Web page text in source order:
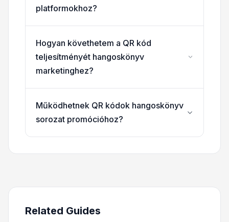
platformokhoz?
Hogyan követhetem a QR kód
teljesítményét hangoskönyv
marketinghez?
Működhetnek QR kódok hangoskönyv
sorozat promócióhoz?
Related Guides